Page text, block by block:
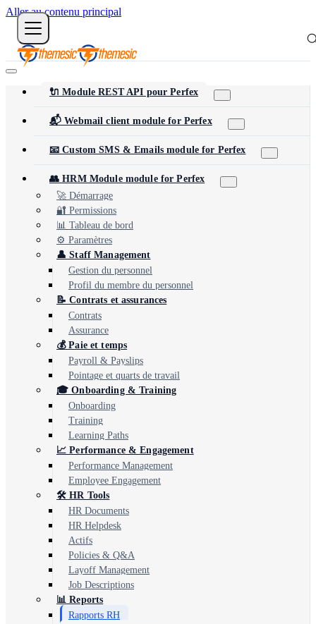
Aller au contenu principal
🔌 Module REST API pour Perfex
📬 Webmail client module for Perfex
📧 Custom SMS & Emails module for Perfex
👥 HRM Module module for Perfex
🚀 Démarrage
🔐 Permissions
📊 Tableau de bord
⚙️ Paramètres
👤 Staff Management
Gestion du personnel
Profil du membre du personnel
📝 Contrats et assurances
Contrats
Assurance
💰 Paie et temps
Payroll & Payslips
Pointage et quarts de travail
🎓 Onboarding & Training
Onboarding
Training
Learning Paths
📈 Performance & Engagement
Performance Management
Employee Engagement
🛠️ HR Tools
HR Documents
HR Helpdesk
Actifs
Policies & Q&A
Layoff Management
Job Descriptions
📊 Reports
Rapports RH